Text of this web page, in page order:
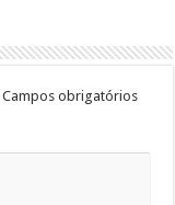
Campos obrigatórios